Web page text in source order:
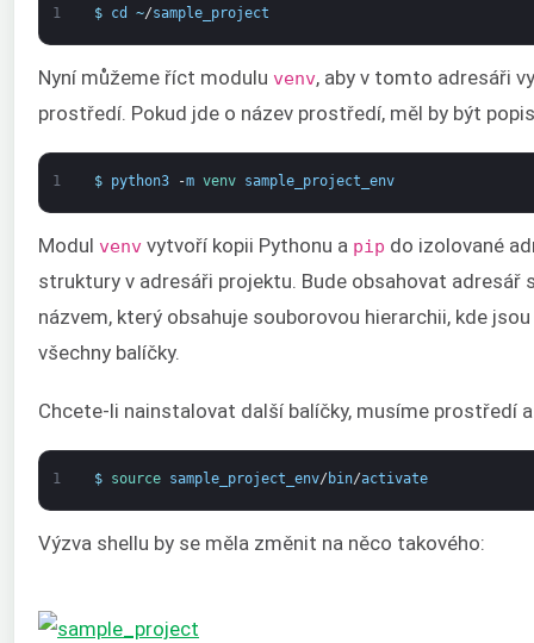
1 $ cd ~/sample_project
Nyní můžeme říct modulu venv, aby v tomto adresáři
prostředí. Pokud jde o název prostředí, měl by být
1 $ python3 -m venv sample_project_env
Modul venv vytvoří kopii Pythonu a pip do izolované
struktury v adresáři projektu. Bude obsahovat adresář
názvem, který obsahuje souborovou hierarchii, kde
všechny balíčky.
Chcete-li nainstalovat další balíčky, musíme prostředí
1 $ source sample_project_env/ bin/activate
Výzva shellu by se měla změnit na něco takového: